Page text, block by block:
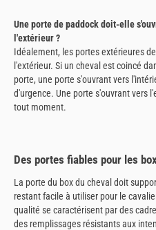
Une porte de paddock doit-elle
l'extérieur ?
Idéalement, les portes extérieures
l'extérieur. Si un cheval est coincé
porte, une porte s'ouvrant vers
d'urgence. Une porte s'ouvrant vers
tout moment.
Des portes fiables pour les
La porte du box du cheval doit
restant facile à utiliser pour le
qualité se caractérisent par des
des remplissages résistants aux